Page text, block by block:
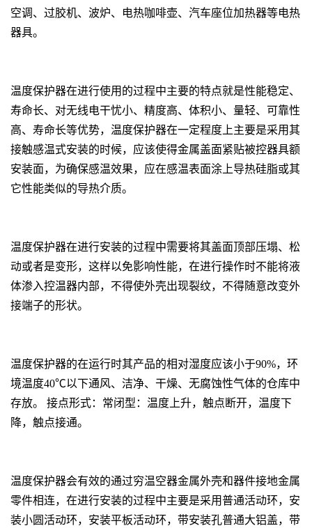
空调、过胶机、 波炉、电热咖啡壶、 汽车座位加热器等电热
器具。
温度保护器在进行使用的过程中主要的特点就是性能稳定、
寿命长、对无线电干忧小、 精度高、体积小、量轻、可靠性
高、寿命长等优势， 温度保护器在一定程度上主要是采用其
接触感温式安装的时候，应该使得金属盖面紧贴被控器具额
安装面， 为确保感温效果，应在感温表面涂上导热硅脂或其
它性能类似的导热介质。
温度保护器在进行安装的过程中需要将其盖面顶部压塌、松
动或者是变形，这样以免影响性能，在进行操作时不能将液
体渗入控温器内部， 不得使外壳出现裂纹，不得随意改变外
接端子的形状。
温度保护器的在运行时其产品的相对湿度应该小于90%，环
境温度40℃以下通风、洁净、干燥、无腐蚀性气体的仓库中
存放。 接点形式：常闭型：温度上升，触点断开，温度下
降，触点接通。
温度保护器会有效的通过穷温空器金属外壳和器件接地金属
零件相连，在进行安装的过程中主要是采用普通活动环，安
装小圆活动环，安装平板活动环，带安装孔普通大铝盖，带